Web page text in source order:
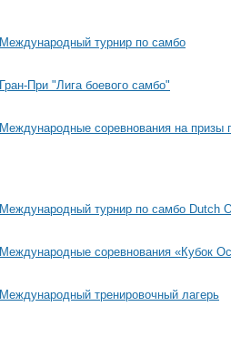
Международный турнир по самбо
Гран-При "Лига боевого самбо"
Международные соревнования на призы
Международный турнир по самбо Dutch
Международные соревнования «Кубок
Международный тренировочный лагерь